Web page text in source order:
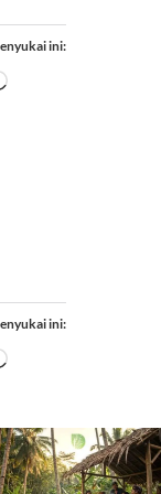
ini:
Memuat...
ini:
Memuat...